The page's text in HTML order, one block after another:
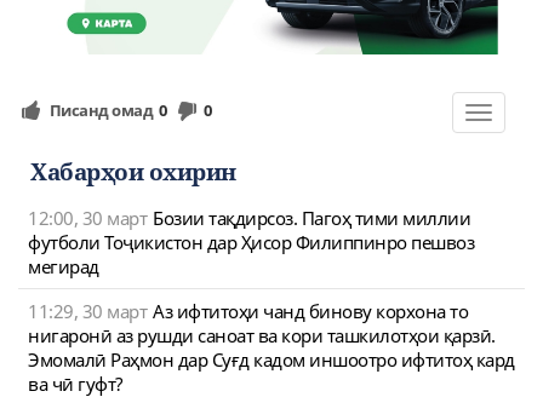
Toggle
Писанд омад 0 0
Хабарҳои охирин
12:00, 30 март Бозии тақдирсоз. Пагоҳ тими миллии
футболи Тоҷикистон дар Ҳисор Филиппинро пешвоз
мегирад
11:29, 30 март Аз ифтитоҳи чанд бинову корхона то
нигаронӣ аз рушди саноат ва кори ташкилотҳои қарзӣ.
Эмомалӣ Раҳмон дар Суғд кадом иншоотро ифтитоҳ кард
ва чӣ гуфт?